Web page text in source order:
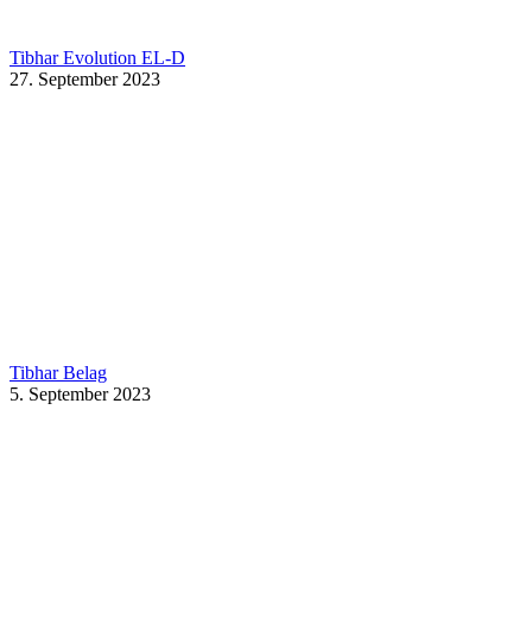
Tibhar Evolution EL-D
27. September 2023
Tibhar Belag
5. September 2023